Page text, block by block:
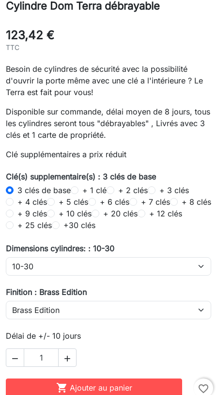
Cylindre Dom Terra débrayable
123,42 €
TTC
Besoin de cylindres de sécurité avec la possibilité
d'ouvrir la porte même avec une clé a l'intérieure ? Le
Terra est fait pour vous!
Disponible sur commande, délai moyen de 8 jours, tous
les cylindres seront tous "débrayables" , Livrés avec 3
clés et 1 carte de propriété.
Clé supplémentaires a prix réduit
Clé(s) supplementaire(s) : 3 clés de base
3 clés de base
+ 1 clé + 2 clés
+ 3 clés
+ 4 clés
+ 5 clés + 6 clés + 7 clés
+ 8 clés
+ 9 clés
+ 10 clés + 20 clés
+ 12 clés
+ 25 clés
+30 clés
Dimensions cylindres: : 10-30
Finition : Brass Edition
Délai de +/- 10 jours
 
 Ajouter au panier favorite_border